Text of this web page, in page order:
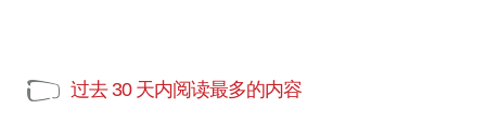
过去 30 天内阅读最多的内容